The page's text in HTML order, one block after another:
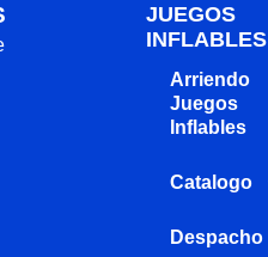
JUEGOS
INFLABLES
Arriendo
Juegos
Inflables
Catalogo
Despacho